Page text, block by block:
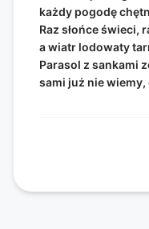
każdy pogodę
Raz słońce świeci,
a wiatr lodowaty
Parasol z sankami
sami już nie